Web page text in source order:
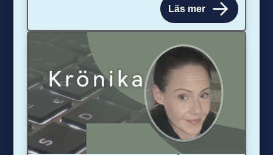
Läs mer